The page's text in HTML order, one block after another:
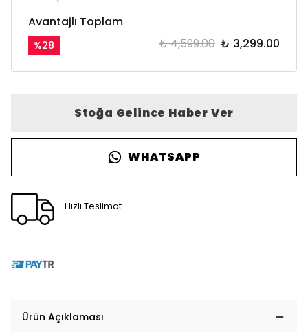
Avantajlı Toplam
%28 ₺ 4,599.00 ₺ 3,299.00
Stoğa Gelince Haber Ver
WHATSAPP
Hızlı Teslimat
Ürün Açıklaması